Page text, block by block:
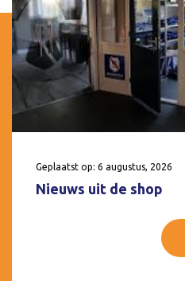
Geplaatst op: 6 augustus, 2026
Nieuws uit de shop